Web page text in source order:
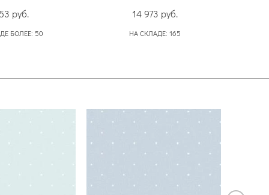
руб.
БОЛЕЕ: 50
14 973 руб.
НА СКЛАДЕ: 165